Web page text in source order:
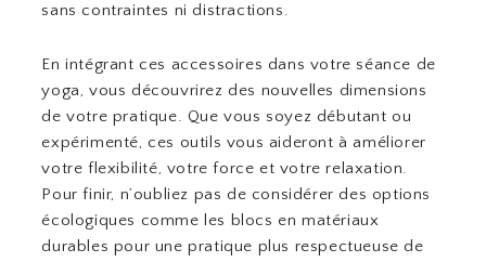
sans contraintes ni distractions.
En intégrant ces accessoires dans votre séance de
yoga, vous découvrirez des nouvelles dimensions
de votre pratique. Que vous soyez débutant ou
expérimenté, ces outils vous aideront à améliorer
votre flexibilité, votre force et votre relaxation.
Pour finir, n’oubliez pas de considérer des options
écologiques comme les blocs en matériaux
durables pour une pratique plus respectueuse de